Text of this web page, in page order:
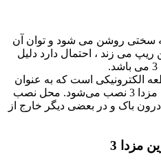
که مزدا 3 شما به سختی روشن می شود و توان آن
می زند ، احتمال دارد دلیل
الکترونیکی است که به عنوان
بخشی از سیستم سوخت رسانی مزدا 3 نصب می‌شود. محل نصب
باک و در بعضی دیگر خارج از
مزدا 3